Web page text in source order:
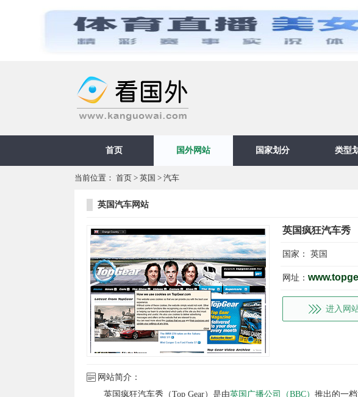
首页 国外网站 国家划分 类型
当前位置： 首页 > 英国 > 汽车
英国汽车网站
英国疯狂汽车秀
国家： 英国
网址：
进入网
网站简介：
英国疯狂汽车秀（Top Gear）是由英国广播公司（BBC） 推出的一